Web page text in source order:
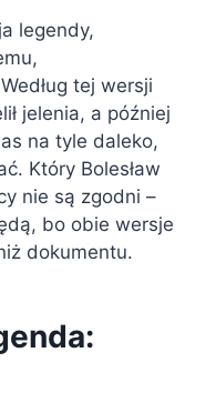
legendy,
tej wersji
jelenia, a później
na tyle daleko,
Który Bolesław
nie są zgodni –
bo obie wersje
dokumentu.